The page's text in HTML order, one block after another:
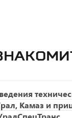
Камаз и